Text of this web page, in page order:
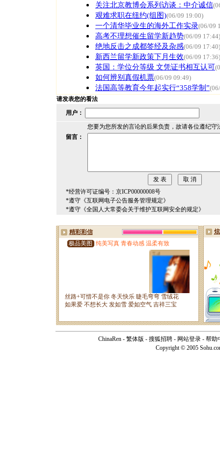
关注北京教博会系列访谈：中介诚信
艰难求职在纽约(组图)(06/09 19:00)
一个清华毕业生的海外工作实录(06/09
高考不理想催生留学新趋势(06/09 17:44)
绝地反击之成都签经及杂感(06/09 17:40)
新西兰留学新政策下月生效(06/09 17:36)
英国：学位分等级 文凭证书相互认可
如何辨别真假机票(06/09 09:49)
法国高等教育今年起实行“358学制”
请发表您的看法
用户：
您要为您所发的言论的后果负责，故请各位遵纪守
留言：
*经营许可证编号：京ICP00000008号
*遵守《互联网电子公告服务管理规定》
*遵守《全国人大常委会关于维护互联网安全的规定》
ChinaRen - 繁体版 - 搜狐招聘 - 网站登录 - 帮助
Copyright © 2005